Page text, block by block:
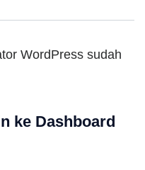
WordPress sudah
ke Dashboard